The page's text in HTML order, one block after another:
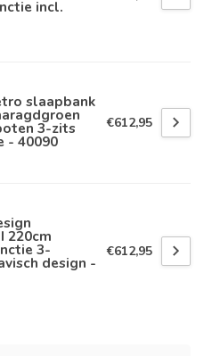
incl.
slaapbank
3-zits
- 40090
€612,95
220cm
3-
design -
€612,95